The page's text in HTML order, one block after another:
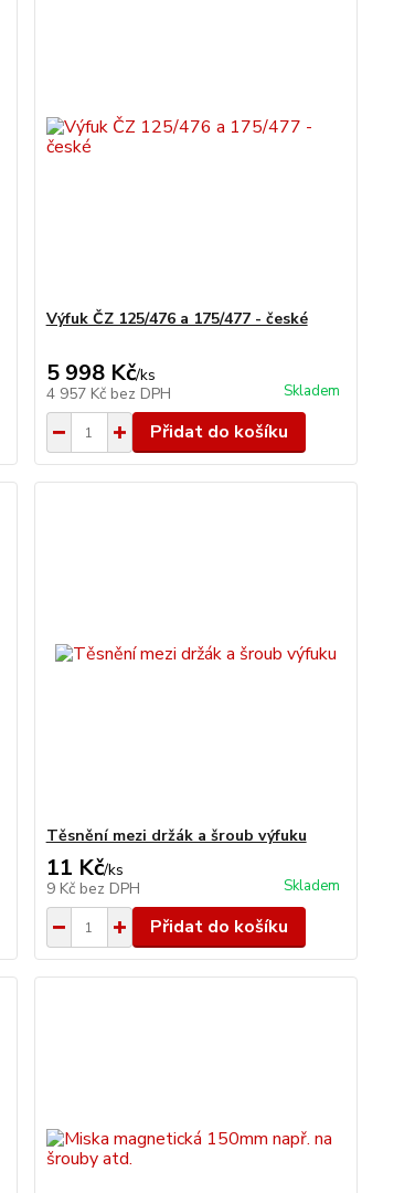
Výfuk ČZ 125/476 a 175/477 - české
5 998 Kč/ks
4 957 Kč bez DPH Skladem
Přidat do košíku
Těsnění mezi držák a šroub výfuku
11 Kč/ks
9 Kč bez DPH Skladem
Přidat do košíku